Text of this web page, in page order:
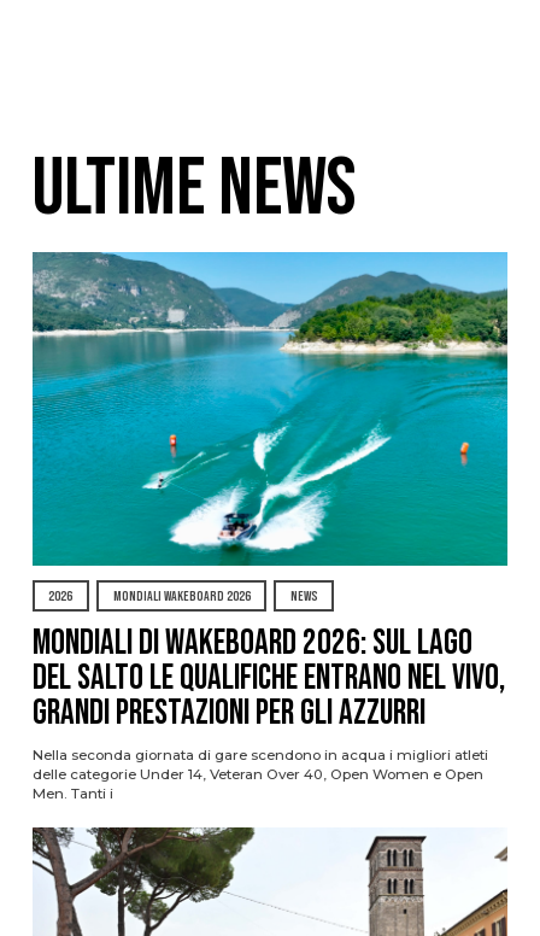
ULTIME NEWS
2026 MONDIALI WAKEBOARD 2026 NEWS
Mondiali di Wakeboard 2026: sul Lago
del Salto le qualifiche entrano nel vivo,
grandi prestazioni per gli azzurri
Nella seconda giornata di gare scendono in acqua i migliori atleti
delle categorie Under 14, Veteran Over 40, Open Women e Open
Men. Tanti i